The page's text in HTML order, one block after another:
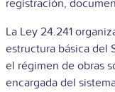
registración,
La Ley 24.241
estructura básica del
el régimen de obras
encargada del